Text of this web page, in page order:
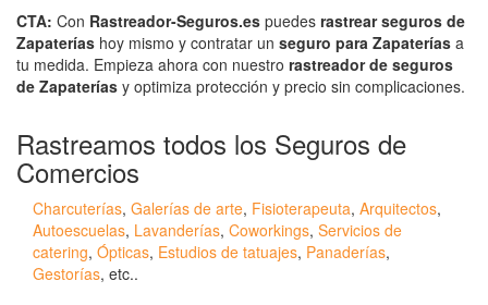
CTA: Con Rastreador-Seguros.es puedes rastrear seguros de
Zapaterías hoy mismo y contratar un seguro para Zapaterías a
tu medida. Empieza ahora con nuestro rastreador de seguros
de Zapaterías y optimiza protección y precio sin complicaciones.
Rastreamos todos los Seguros de
Comercios
Charcuterías, Galerías de arte, Fisioterapeuta, Arquitectos,
Autoescuelas, Lavanderías, Coworkings, Servicios de
catering, Ópticas, Estudios de tatuajes, Panaderías,
Gestorías, etc..